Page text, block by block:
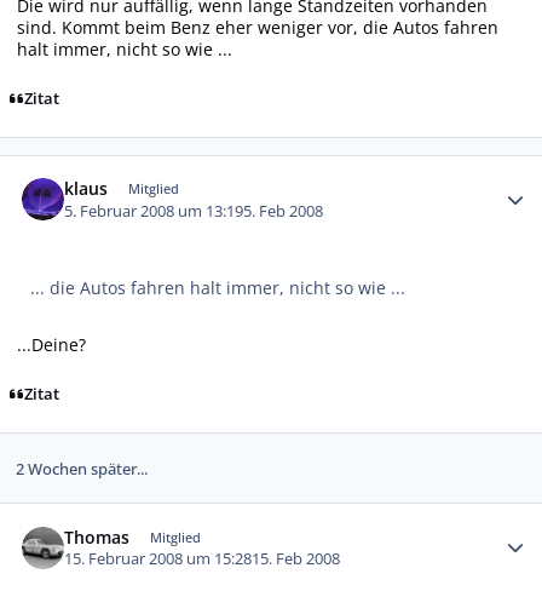
Die wird nur auffällig, wenn lange Standzeiten vorhanden
sind. Kommt beim Benz eher weniger vor, die Autos fahren
halt immer, nicht so wie ...
Zitat
klaus Mitglied
5. Februar 2008 um 13:195. Feb 2008
... die Autos fahren halt immer, nicht so wie ...
...Deine?
Zitat
2 Wochen später...
Thomas Mitglied
15. Februar 2008 um 15:2815. Feb 2008